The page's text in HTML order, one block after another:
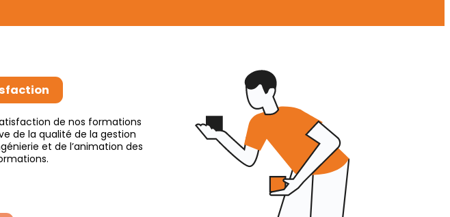
de nos formations
de la qualité de la gestion
et de l’animation des